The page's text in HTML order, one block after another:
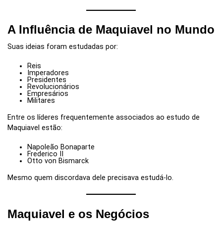
A Influência de Maquiavel no Mundo
Suas ideias foram estudadas por:
Reis
Imperadores
Presidentes
Revolucionários
Empresários
Militares
Entre os líderes frequentemente associados ao estudo de
Maquiavel estão:
Napoleão Bonaparte
Frederico II
Otto von Bismarck
Mesmo quem discordava dele precisava estudá-lo.
Maquiavel e os Negócios